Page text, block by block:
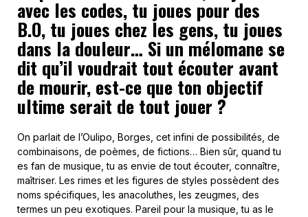
avec les codes, tu joues pour des
B.O, tu joues chez les gens, tu joues
dans la douleur… Si un mélomane se
dit qu’il voudrait tout écouter avant
de mourir, est-ce que ton objectif
ultime serait de tout jouer ?
On parlait de l’Oulipo, Borges, cet infini de possibilités, de
combinaisons, de poèmes, de fictions… Bien sûr, quand tu
es fan de musique, tu as envie de tout écouter, connaître,
maîtriser. Les rimes et les figures de styles possèdent des
noms spécifiques, les anacoluthes, les zeugmes, des
termes un peu exotiques. Pareil pour la musique, tu as le